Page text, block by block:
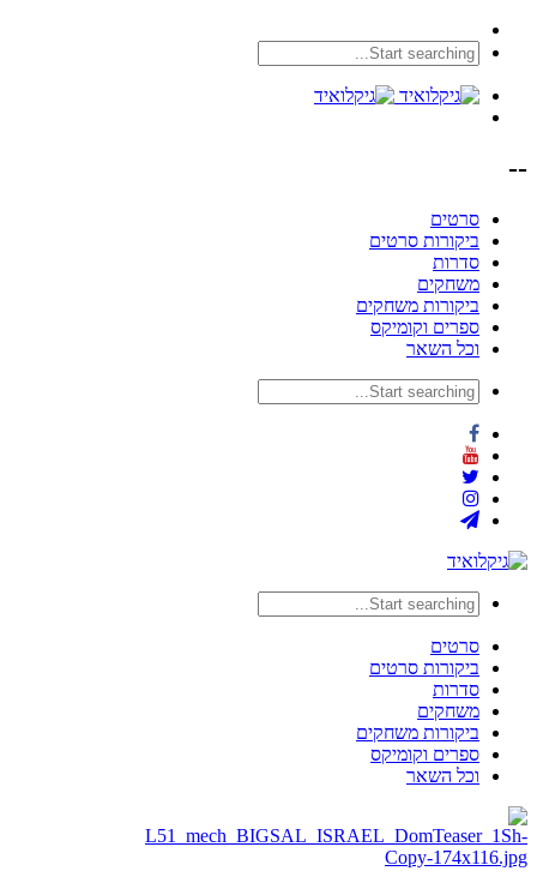
--
סרטים
ביקורות סרטים
סדרות
משחקים
ביקורות משחקים
ספרים וקומיקס
וכל השאר
סרטים
ביקורות סרטים
סדרות
משחקים
ביקורות משחקים
ספרים וקומיקס
וכל השאר